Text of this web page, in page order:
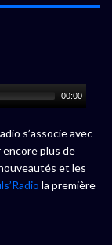
00:00
s’associe avec
plus de
et les
la première